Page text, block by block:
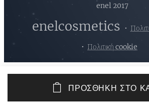
ΠΡΟΣΘΉΚΗ ΣΤΟ
enel 2017
enelcosmetics
Πολιτική cookie